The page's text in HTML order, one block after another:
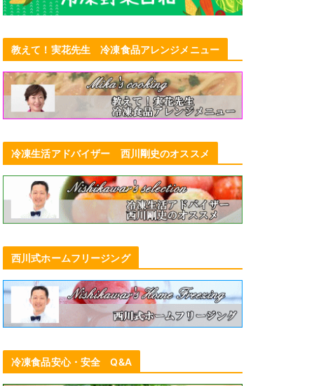
教えて！実花先生 冷凍食品アレンジメニュー
冷凍生活アドバイザー 西川剛史のオススメ
西川式ホームフリージング
冷凍食品安心・安全 Q&A